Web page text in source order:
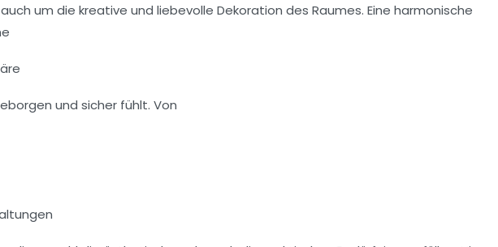
um die kreative und liebevolle Dekoration des Raumes. Eine harmonische
und sicher fühlt. Von